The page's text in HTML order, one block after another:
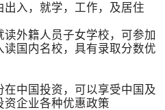
入，就学，工作，及居住
外籍人员子女学校，可参加
国内名校，具有录取分数优
中国投资，可以享受中国及
资企业各种优惠政策